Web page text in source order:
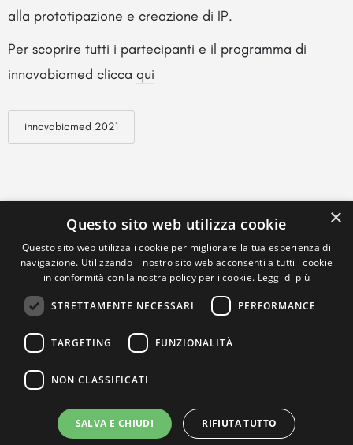
alla prototipazione e creazione di IP.
Per scoprire tutti i partecipanti e il programma di
innovabiomed clicca qui
innovabiomed 2021
×
Questo sito web utilizza cookie
Questo sito web utilizza i cookie per migliorare la tua esperienza di
navigazione. Utilizzando il nostro sito web acconsenti a tutti i cookie
in conformità con la nostra policy per i cookie. Leggi di più
STRETTAMENTE NECESSARI PERFORMANCE
TARGETING FUNZIONALITÀ
NON CLASSIFICATI
SALVA E CHIUDI RIFIUTA TUTTO